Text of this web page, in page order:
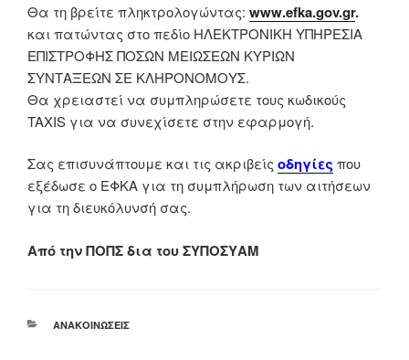
Θα τη βρείτε πληκτρολογώντας: www.efka.gov.gr.
και πατώντας στο πεδίο ΗΛΕΚΤΡΟΝΙΚΗ ΥΠΗΡΕΣΙΑ
ΕΠΙΣΤΡΟΦΗΣ ΠΟΣΩΝ ΜΕΙΩΣΕΩΝ ΚΥΡΙΩΝ
ΣΥΝΤΑΞΕΩΝ ΣΕ ΚΛΗΡΟΝΟΜΟΥΣ.
Θα χρειαστεί να συμπληρώσετε τους κωδικούς
TAXIS για να συνεχίσετε στην εφαρμογή.
Σας επισυνάπτουμε και τις ακριβείς οδηγίες που
εξέδωσε ο ΕΦΚΑ για τη συμπλήρωση των αιτήσεων
για τη διευκόλυνσή σας.
Από την ΠΟΠΣ δια του ΣΥΠΟΣΥΑΜ
ΚΑΤΗΓΟΡΊΕΣ
ΑΝΑΚΟΙΝΏΣΕΙΣ